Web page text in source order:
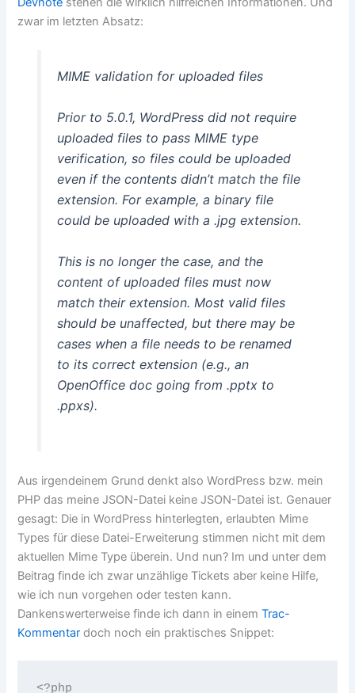
zwar im letzten Absatz:
MIME validation for uploaded files
Prior to 5.0.1, WordPress did not require
uploaded files to pass MIME type
verification, so files could be uploaded
even if the contents didn’t match the file
extension. For example, a binary file
could be uploaded with a .jpg extension.
This is no longer the case, and the
content of uploaded files must now
match their extension. Most valid files
should be unaffected, but there may be
cases when a file needs to be renamed
to its correct extension (e.g., an
OpenOffice doc going from .pptx to
.ppxs).
Aus irgendeinem Grund denkt also WordPress bzw. mein
PHP das meine JSON-Datei keine JSON-Datei ist. Genauer
gesagt: Die in WordPress hinterlegten, erlaubten Mime
Types für diese Datei-Erweiterung stimmen nicht mit dem
aktuellen Mime Type überein. Und nun? Im und unter dem
Beitrag finde ich zwar unzählige Tickets aber keine Hilfe,
wie ich nun vorgehen oder testen kann.
Dankenswerterweise finde ich dann in einemTrac-
Kommentar doch noch ein praktisches Snippet:
<?php